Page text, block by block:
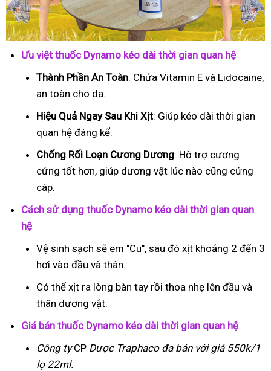
Ưu việt thuốc Dynamo kéo dài thời gian quan hệ
Thành Phần An Toàn: Chứa Vitamin E và Lidocaine,
an toàn cho da.
Hiệu Quả Ngay Sau Khi Xịt: Giúp kéo dài thời gian
quan hệ đáng kể.
Chống Rối Loạn Cương Dương: Hỗ trợ cương
cứng tốt hơn, giúp dương vật lúc nào cũng cứng
cáp.
Cách sử dụng thuốc Dynamo kéo dài thời gian quan
hệ
Vệ sinh sạch sẽ em "Cu", sau đó xịt khoảng 2 đến 3
hơi vào đầu và thân.
Có thể xịt ra lòng bàn tay rồi thoa nhẹ lên đầu và
thân dương vật.
Giá bán thuốc Dynamo kéo dài thời gian quan hệ
Công tyCP Dược Traphacođa bán với giá 550k/1
lọ 22ml.